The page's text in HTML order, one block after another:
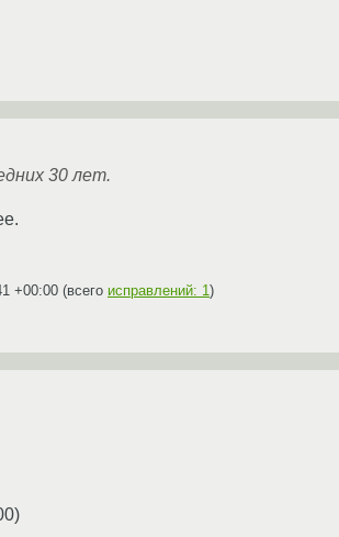
30 лет.
+00:00 (всего исправлений: 1)
)